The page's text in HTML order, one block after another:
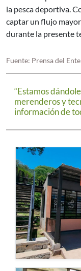
“Estamos
merenderos y
información de
la pesca deportiva.
captar un flujo
durante la presente
Fuente: Prensa del